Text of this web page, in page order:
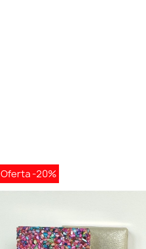
Oferta-20%